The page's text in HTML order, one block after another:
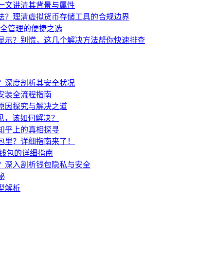
文讲清其背景与属性
？理清虚拟货币存储工具的合规边界
管理的便捷之选
示？别慌，这几个解决方法帮你快速排查
深度剖析其安全状况
装全流程指南
因探究与解决之道
，该如何解决？
乎上的真相探寻
？详细指南来了！
包的详细指南
深入剖析钱包隐私与安全
解析